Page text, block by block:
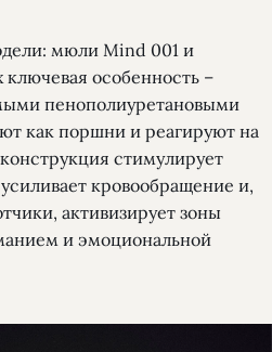
мюли Mind 001 и
особенность –
пенополиуретановыми
как поршни и реагируют на
стимулирует
кровообращение и,
активизирует зоны
и эмоциональной